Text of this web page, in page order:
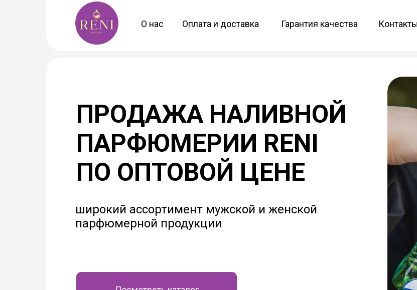
О нас Оплата и доставка Гарантия качества Контакты
ПРОДАЖА НАЛИВНОЙ
ПАРФЮМЕРИИ RENI
ПО ОПТОВОЙ ЦЕНЕ
широкий ассортимент мужской и женской
парфюмерной продукции